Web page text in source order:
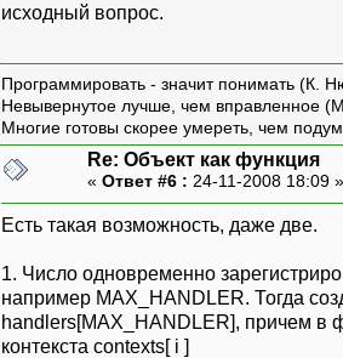
исходный вопрос.
Программировать - значит понимать (К.
Невывернутое лучше, чем вправленное
Многие готовы скорее умереть, чем
Re: Объект как функция
« Ответ #6 : 24-11-2008 18:09
Есть такая возможность, даже две.
1. Число одновременно
например MAX_HANDLER. Тогда
handlers[MAX_HANDLER], причем в
контекста contexts[ i ]